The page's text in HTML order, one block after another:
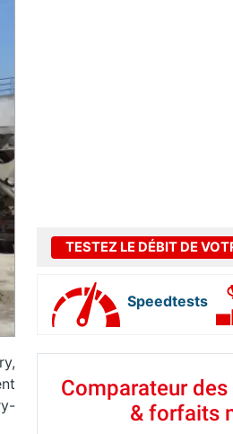
TESTEZ LE DÉBIT DE
Speedtests
Comparateur
& forfaits